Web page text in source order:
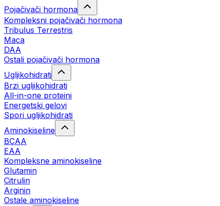
Pojačivači hormona
Kompleksni pojačivači hormona
Tribulus Terrestris
Maca
DAA
Ostali pojačivači hormona
Ugljikohidrati
Brzi ugljikohidrati
All-in-one proteini
Energetski gelovi
Spori ugljikohidrati
Aminokiseline
BCAA
EAA
Kompleksne aminokiseline
Glutamin
Citrulin
Arginin
Ostale aminokiseline